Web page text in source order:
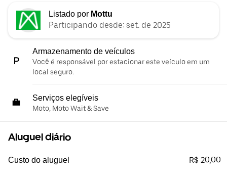
Listado por Mottu
Participando desde: set. de 2025
Armazenamento de veículos
Você é responsável por estacionar este veículo em um
local seguro.
Serviços elegíveis
Moto, Moto Wait & Save
Aluguel diário
Custo do aluguel R$ 20,00